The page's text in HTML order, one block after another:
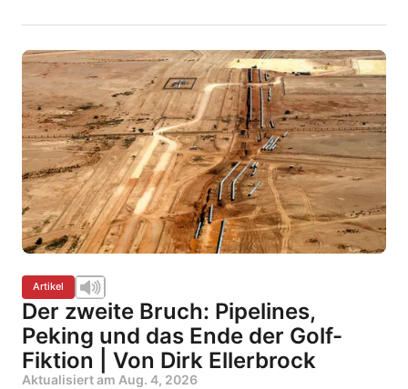
Artikel
Der zweite Bruch: Pipelines,
Peking und das Ende der Golf-
Fiktion | Von Dirk Ellerbrock
Aktualisiert am Aug. 4, 2026